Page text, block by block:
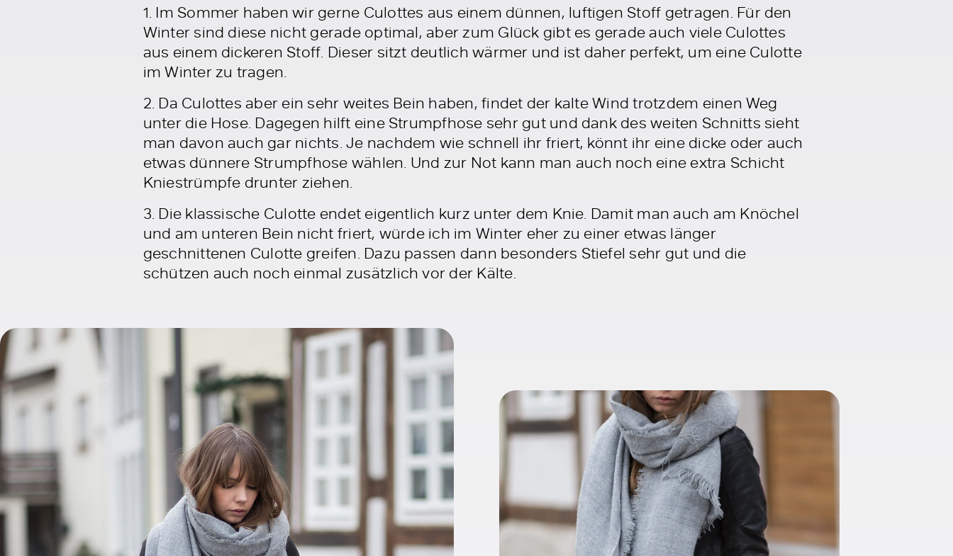
1. Im Sommer haben wir gerne Culottes aus einem dünnen, luftigen Stoff getragen. Für den
Winter sind diese nicht gerade optimal, aber zum Glück gibt es gerade auch viele Culottes
aus einem dickeren Stoff. Dieser sitzt deutlich wärmer und ist daher perfekt, um eine Culotte
im Winter zu tragen.
2. Da Culottes aber ein sehr weites Bein haben, findet der kalte Wind trotzdem einen Weg
unter die Hose. Dagegen hilft eine Strumpfhose sehr gut und dank des weiten Schnitts sieht
man davon auch gar nichts. Je nachdem wie schnell ihr friert, könnt ihr eine dicke oder auch
etwas dünnere Strumpfhose wählen. Und zur Not kann man auch noch eine extra Schicht
Kniestrümpfe drunter ziehen.
3. Die klassische Culotte endet eigentlich kurz unter dem Knie. Damit man auch am Knöchel
und am unteren Bein nicht friert, würde ich im Winter eher zu einer etwas länger
geschnittenen Culotte greifen. Dazu passen dann besonders Stiefel sehr gut und die
schützen auch noch einmal zusätzlich vor der Kälte.